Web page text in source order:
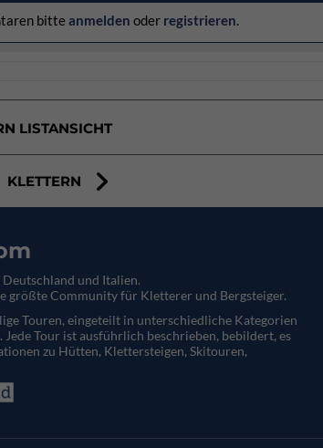
bitte anmelden oder registrieren.
LISTANSICHT
KLETTERN
und Italien.
größte Community für Kletterer und Bergsteiger.
Touren, eingeteilt in unterschiedliche Kategorien
Jede Tour ist ausführlich beschrieben, bebildert, es
zu Hütten, Klettersteigen, Skitouren,